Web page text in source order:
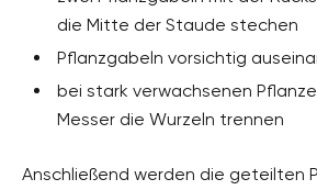
die Mitte der Staude stechen
Pflanzgabeln vorsichtig
bei stark verwachsenen
Messer die Wurzeln trennen
Anschließend werden die geteilten